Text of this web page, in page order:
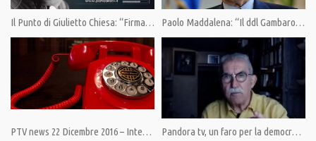
Category:PrimoPiano,Stato di Diritto di Antonio Ingroia
Antonio Ingroia costituzione,Diritto ,Lista del Popolo
Il Punto di Giulietto Chiesa: “Firmate per la Lista del Popolo. Anche a nome di pandoratv.it” Paolo Maddalena: “Il ddl Gambaro, un provvedimento dal contenuto eversivo e liberticida”
PTV news 22 Dicembre 2016 – Interrotti i canali di comunicazione Usa – Russia Pandora tv, un faro per la democrazia